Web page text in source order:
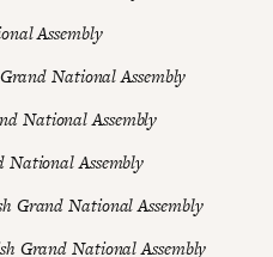
Assembly
National Assembly
National Assembly
Assembly
Grand National Assembly
Grand National Assembly